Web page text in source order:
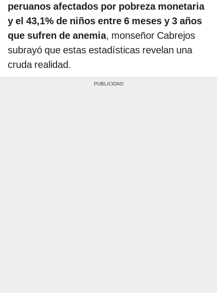
peruanos afectados por pobreza monetaria
y el 43,1% de niños entre 6 meses y 3 años
que sufren de anemia, monseñor Cabrejos
subrayó que estas estadísticas revelan una
cruda realidad.